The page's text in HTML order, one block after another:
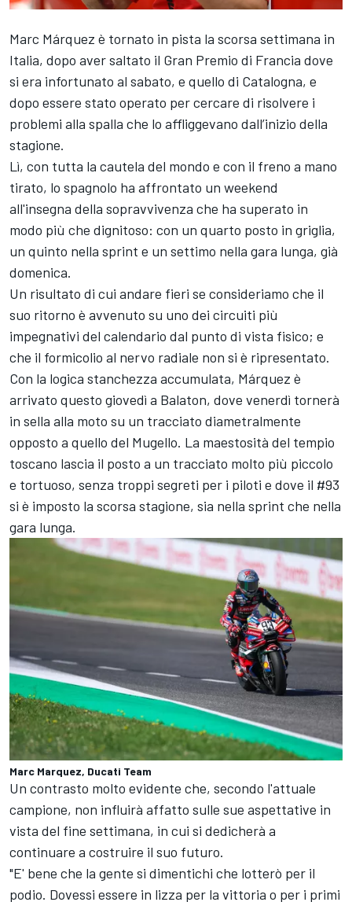
Marc Márquez è tornato in pista la scorsa settimana in
Italia, dopo aver saltato il Gran Premio di Francia dove
si era infortunato al sabato, e quello di Catalogna, e
dopo essere stato operato per cercare di risolvere i
problemi alla spalla che lo affliggevano dall’inizio della
stagione.
Lì, con tutta la cautela del mondo e con il freno a mano
tirato, lo spagnolo ha affrontato un weekend
all'insegna della sopravvivenza che ha superato in
modo più che dignitoso: con un quarto posto in griglia,
un quinto nella sprint e un settimo nella gara lunga, già
domenica.
Un risultato di cui andare fieri se consideriamo che il
suo ritorno è avvenuto su uno dei circuiti più
impegnativi del calendario dal punto di vista fisico; e
che il formicolio al nervo radiale non si è ripresentato.
Con la logica stanchezza accumulata, Márquez è
arrivato questo giovedì a Balaton, dove venerdì tornerà
in sella alla moto su un tracciato diametralmente
opposto a quello del Mugello. La maestosità del tempio
toscano lascia il posto a un tracciato molto più piccolo
e tortuoso, senza troppi segreti per i piloti e dove il #93
si è imposto la scorsa stagione, sia nella sprint che nella
gara lunga.
Marc Marquez, Ducati Team
Un contrasto molto evidente che, secondo l'attuale
campione, non influirà affatto sulle sue aspettative in
vista del fine settimana, in cui si dedicherà a
continuare a costruire il suo futuro.
"E' bene che la gente si dimentichi che lotterò per il
podio. Dovessi essere in lizza per la vittoria o per i primi